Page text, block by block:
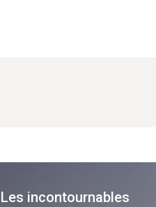
Les incontournables